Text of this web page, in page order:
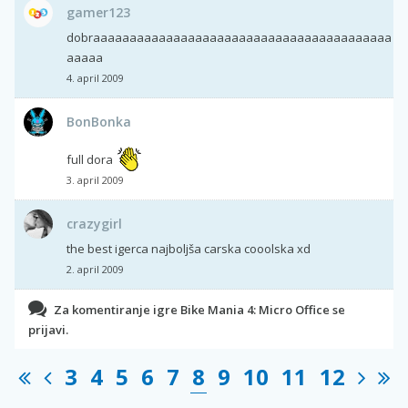
gamer123
dobraaaaaaaaaaaaaaaaaaaaaaaaaaaaaaaaaaaaaaaaa
aaaaa
4. april 2009
BonBonka
full dora
3. april 2009
crazygirl
the best igerca najboljša carska cooolska xd
2. april 2009
Za komentiranje igre Bike Mania 4: Micro Office se
prijavi.
3 4 5 6 7 8 9 10 11 12